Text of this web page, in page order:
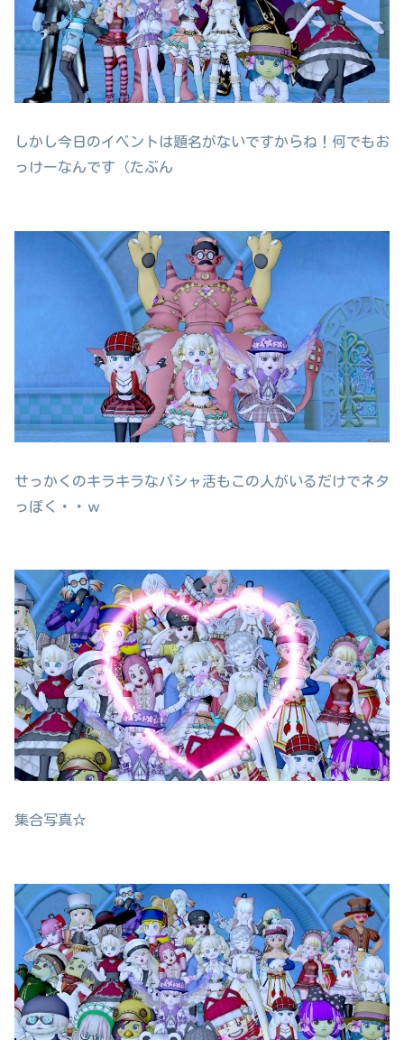
しかし今日のイベントは題名がないですからね！何でもお
っけーなんです（たぶん
せっかくのキラキラなパシャ活もこの人がいるだけでネタ
っぽく・・ｗ
集合写真☆